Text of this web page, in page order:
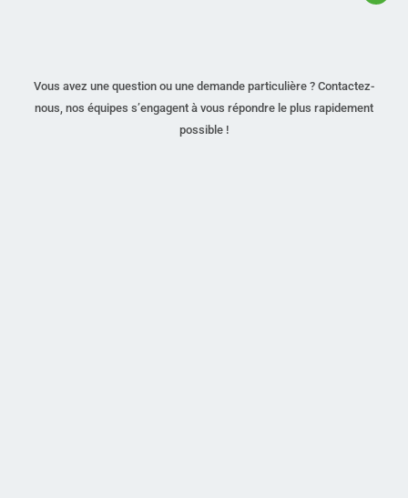
Vous avez une question ou une demande particulière ? Contactez-
nous, nos équipes s’engagent à vous répondre le plus rapidement
possible !